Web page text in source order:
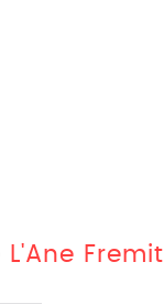
L'Ane Fremit